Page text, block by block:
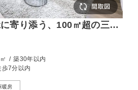
寄り添う、100㎡超の三方
/ 築30年以内
歩7分以内
暖房